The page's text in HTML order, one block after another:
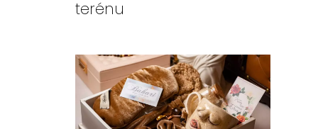
terénu